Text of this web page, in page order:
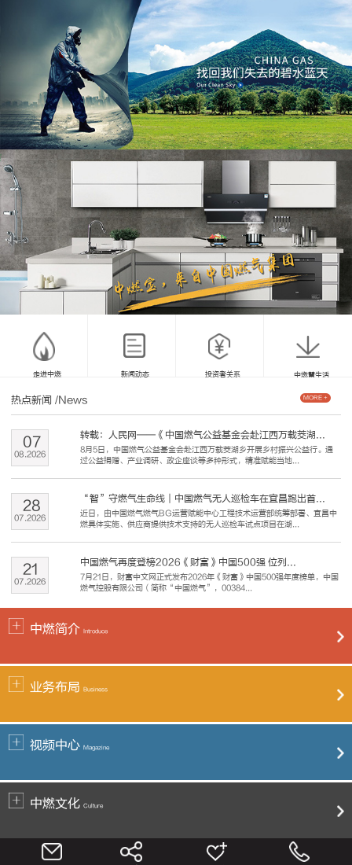
走进中燃 新闻动态 投资者关系 中燃慧生活
热点新闻 /News
转载：人民网——《中国燃气公益基金会赴江西万载茭湖...
8月5日，中国燃气公益基金会赴江西万载茭湖乡开展乡村振兴公益行。通
过公益捐赠、产业调研、政企座谈等多种形式，精准赋能当地...
08.2026
07
“智”守燃气生命线｜中国燃气无人巡检车在宜昌跑出首...
近日，由中国燃气燃气BG运营赋能中心工程技术运营部统筹部署、宜昌中
燃具体实施、供应商提供技术支持的无人巡检车试点项目在湖...
07.2026
28
中国燃气再度登榜2026《财富》中国500强 位列...
7月21日，财富中文网正式发布2026年《财富》中国500强年度榜单，中国
燃气控股有限公司（简称“中国燃气”，00384...
07.2026
21
MORE +
中燃简介 Introduce
业务布局 Business
视频中心 Magazine
中燃文化 Culture